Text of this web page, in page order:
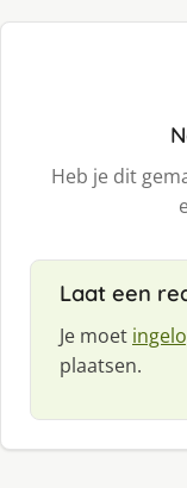
Heb je dit
Laat een
Je moet
plaatsen.